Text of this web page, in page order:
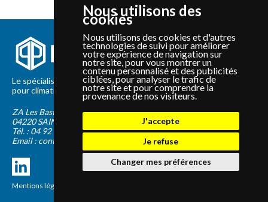
Nous utilisons des
cookies
Nous utilisons des cookies et d'autres
technologies de suivi pour améliorer
votre expérience de navigation sur
notre site, pour vous montrer un
contenu personnalisé et des publicités
ciblées, pour analyser le trafic de
notre site et pour comprendre la
provenance de nos visiteurs.
J'accepte
Je refuse
Changer mes préférences
Le spécialiste depuis 2012 de la vente de pièces détachées
pour climatisation et Pompe à Chaleur Panasonic et Sanyo
ZA Les Bastides Blanches
04220 SAINTE-TULLE
Tél. : 04 92 75 89 55
Email : contact@panapieces.com
Mentions légales